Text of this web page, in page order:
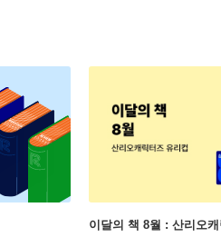
이달의 책 8월 : 산리오